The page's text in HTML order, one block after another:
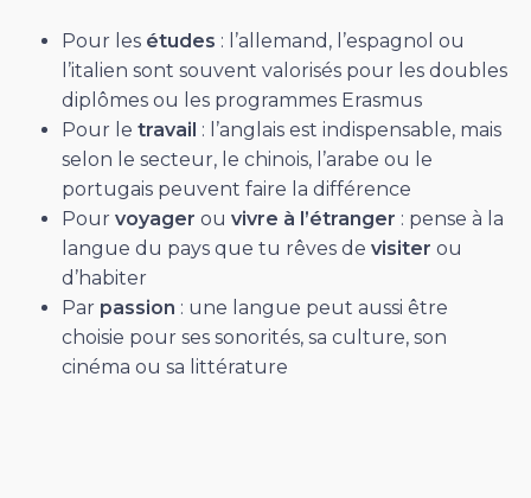
Pour les études : l’allemand, l’espagnol ou
l’italien sont souvent valorisés pour les doubles
diplômes ou les programmes Erasmus
Pour le travail : l’anglais est indispensable, mais
selon le secteur, le chinois, l’arabe ou le
portugais peuvent faire la différence
Pour voyager ou vivre à l’étranger : pense à la
langue du pays que tu rêves de visiter ou
d’habiter
Par passion : une langue peut aussi être
choisie pour ses sonorités, sa culture, son
cinéma ou sa littérature